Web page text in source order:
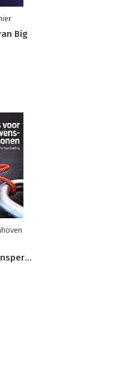
Big
vertrouwenspersonen